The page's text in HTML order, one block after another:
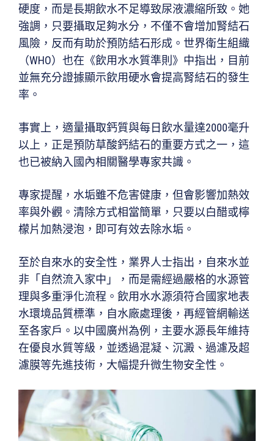
硬度，而是長期飲水不足導致尿液濃縮所致。她
強調，只要攝取足夠水分，不僅不會增加腎結石
風險，反而有助於預防結石形成。世界衛生組織
（WHO）也在《飲用水水質準則》中指出，目前
並無充分證據顯示飲用硬水會提高腎結石的發生
率。
事實上，適量攝取鈣質與每日飲水量達2000毫升
以上，正是預防草酸鈣結石的重要方式之一，這
也已被納入國內相關醫學專家共識。
專家提醒，水垢雖不危害健康，但會影響加熱效
率與外觀。清除方式相當簡單，只要以白醋或檸
檬片加熱浸泡，即可有效去除水垢。
至於自來水的安全性，業界人士指出，自來水並
非「自然流入家中」，而是需經過嚴格的水源管
理與多重淨化流程。飲用水水源須符合國家地表
水環境品質標準，自水廠處理後，再經管網輸送
至各家戶。以中國廣州為例，主要水源長年維持
在優良水質等級，並透過混凝、沉澱、過濾及超
濾膜等先進技術，大幅提升微生物安全性。